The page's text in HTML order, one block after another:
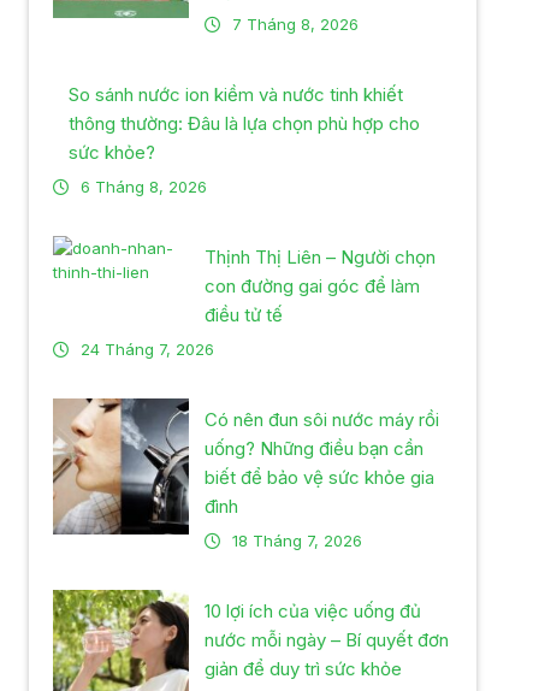
7 Tháng 8, 2026
So sánh nước ion kiềm và nước tinh khiết
thông thường: Đâu là lựa chọn phù hợp cho
sức khỏe?
6 Tháng 8, 2026
Thịnh Thị Liên – Người chọn
con đường gai góc để làm
điều tử tế
24 Tháng 7, 2026
Có nên đun sôi nước máy rồi
uống? Những điều bạn cần
biết để bảo vệ sức khỏe gia
đình
18 Tháng 7, 2026
10 lợi ích của việc uống đủ
nước mỗi ngày – Bí quyết đơn
giản để duy trì sức khỏe